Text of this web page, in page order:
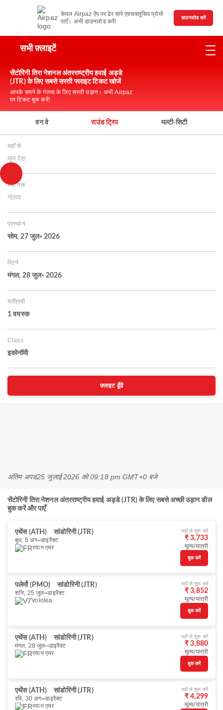
केवल Airpaz ऐप पर ढेर सारे एक्सक्लूसिव प्रोमो
पाएँ। अभी डाउनलोड करें!
डाउनलोड करें
सभी फ़्लाइटें
सेंटोरिनी तिरा नेशनल अंतरराष्ट्रीय हवाई अड्डे
(JTR) के लिए सबसे सस्ती फ्लाइट टिकट खोजें
आपके सपने के गंतव्य के लिए सस्ती उड़ान। अभी Airpaz
पर टिकट बुक करें!
वन वे राउंड ट्रिप मल्टी-सिटी
यहाँ से
मूल देश
यहाँ तक
गंतव्य
प्रस्थान
सोम, 27 जुल॰ 2026
रिटर्न
मंगल, 28 जुल॰ 2026
यात्रियों
1 वयस्‍क
Class
इकोनॉमी
फ़्लाइट ढूँढें
अंतिम अपड25 जुलाई 2026 को 09:18 pm GMT+0 बजे
सेंटोरिनी तिरा नेशनल अंतरराष्ट्रीय हवाई अड्डे (JTR) के लिए सबसे अच्छी उड़ान डील
बुक करें और पाएँ
एथेंस (ATH)
सांडोरिनी (JTR)
बुध, 5 अग॰ डाइरैक्ट
रयान एयर
यहाँ से शुरू करें
₹ 3,733
मूल्य/यात्री
बुक करें
पलेर्मो (PMO)
सांडोरिनी (JTR)
शनि, 25 जुल॰ डाइरैक्ट
Volotea
यहाँ से शुरू करें
₹ 3,852
मूल्य/यात्री
बुक करें
एथेंस (ATH)
सांडोरिनी (JTR)
मंगल, 28 जुल॰ डाइरैक्ट
रयान एयर
यहाँ से शुरू करें
₹ 3,880
मूल्य/यात्री
बुक करें
एथेंस (ATH)
सांडोरिनी (JTR)
रवि, 30 अग॰ डाइरैक्ट
रयान एयर
यहाँ से शुरू करें
₹ 4,299
मूल्य/यात्री